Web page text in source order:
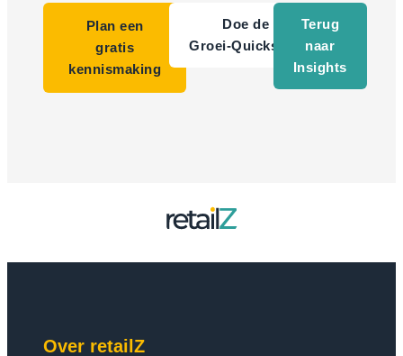
Plan een
gratis
kennismaking
Doe de
Groei‑Quickscan
Terug
naar
Insights
Over retailZ